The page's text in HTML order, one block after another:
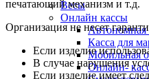
Весы
Онлайн кассы
Автономная
Касса для
Мобильная
Онлайн-
печатающий механизм и т.д.
Организация не несет
Если изделие
В случае нарушения
Если изделие имеет